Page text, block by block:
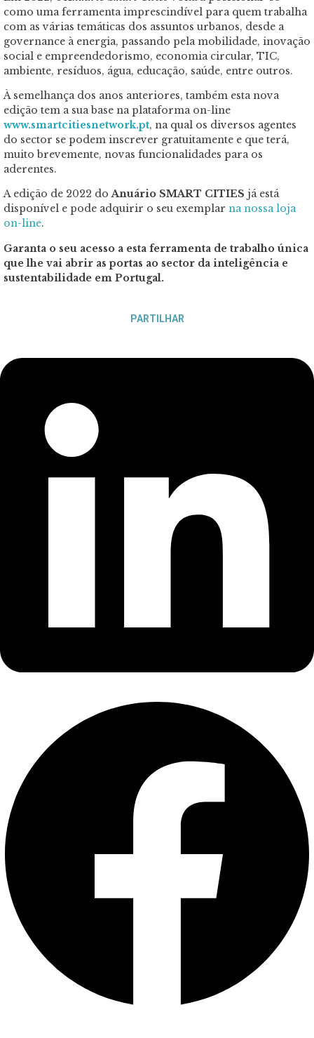
como uma ferramenta imprescindível para quem trabalha
com as várias temáticas dos assuntos urbanos, desde a
governance à energia, passando pela mobilidade, inovação
social e empreendedorismo, economia circular, TIC,
ambiente, resíduos, água, educação, saúde, entre outros.
À semelhança dos anos anteriores, também esta nova
edição tem a sua base na plataforma on-line
www.smartcitiesnetwork.pt, na qual os diversos agentes
do sector se podem inscrever gratuitamente e que terá,
muito brevemente, novas funcionalidades para os
aderentes.
A edição de 2022 doAnuário SMART CITIES já está
disponível e pode adquirir o seu exemplar na nossa loja
on-line.
Garanta o seu acesso a esta ferramenta de trabalho única
que lhe vai abrir as portas ao sector da inteligência e
sustentabilidade em Portugal.
PARTILHAR